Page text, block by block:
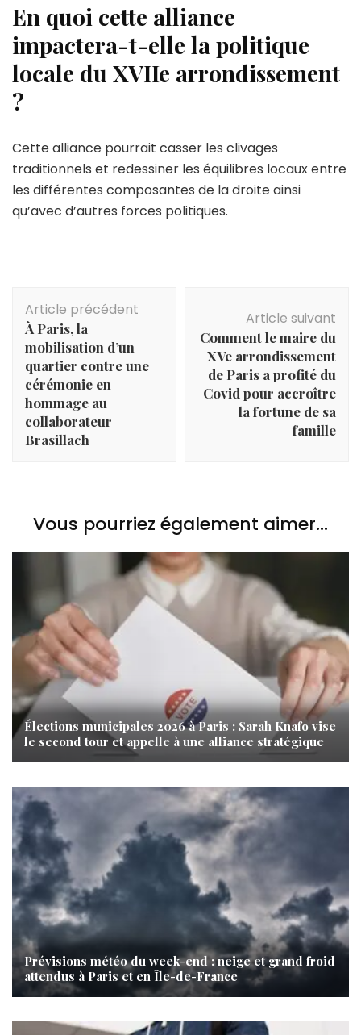
En quoi cette alliance
impactera-t-elle la politique
locale du XVIIe arrondissement
?
Cette alliance pourrait casser les clivages
traditionnels et redessiner les équilibres locaux entre
les différentes composantes de la droite ainsi
qu’avec d’autres forces politiques.
d'article
Article précédent
À Paris, la
mobilisation d’un
quartier contre une
cérémonie en
hommage au
collaborateur
Brasillach
Article suivant
Comment le maire du
XVe arrondissement
de Paris a profité du
Covid pour accroître
la fortune de sa
famille
Vous pourriez également aimer...
Élections municipales 2026 à Paris : Sarah Knafo vise
le second tour et appelle à une alliance stratégique
Prévisions météo du week-end : neige et grand froid
attendus à Paris et en Île-de-France